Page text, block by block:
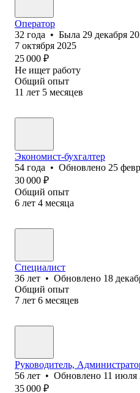
Оператор
32 года • Была 29 декабря
7 октября 2025
25 000 ₽
Не ищет работу
Общий опыт
11 лет 5 месяцев
Экономист-бухгалтер
54 года • Обновлено 25
30 000 ₽
Общий опыт
6 лет 4 месяца
Специалист
36 лет • Обновлено 18
Общий опыт
7 лет 6 месяцев
Руководитель,
56 лет • Обновлено 11 июля
35 000 ₽